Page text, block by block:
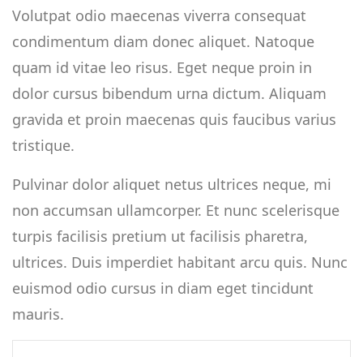
Volutpat odio maecenas viverra consequat
condimentum diam donec aliquet. Natoque
quam id vitae leo risus. Eget neque proin in
dolor cursus bibendum urna dictum. Aliquam
gravida et proin maecenas quis faucibus varius
tristique.
Pulvinar dolor aliquet netus ultrices neque, mi
non accumsan ullamcorper. Et nunc scelerisque
turpis facilisis pretium ut facilisis pharetra,
ultrices. Duis imperdiet habitant arcu quis. Nunc
euismod odio cursus in diam eget tincidunt
mauris.